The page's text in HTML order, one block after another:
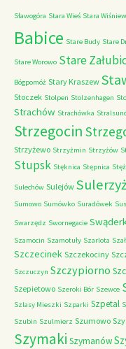
Sławogóra Stara Wieś Stara
Babice Stare Budy Stare
Stare Worowo Stare
Bógpomóż Stary Kraszew
Stoczek Stolpen Stolzenhagen
Strachów Strachówka
Strzegocin
Strzyżewo Strzyżmin Strzyżów
Stupsk Stęknica Stępnica
Sulechów Sulejów Sulerzyż
Sumowo Sumówko Suradówek
Swarzędz Swornegacie
Szamocin Szamotuły Szarlota
Szczecinek Szczekociny
Szczuczyn Szczypiorno
Szepietowo Szeroki Bór Szewce
Szlasy Mieszki Szparki Szpetal
Szubin Szulmierz Szumowo
Szymaki Szymanów